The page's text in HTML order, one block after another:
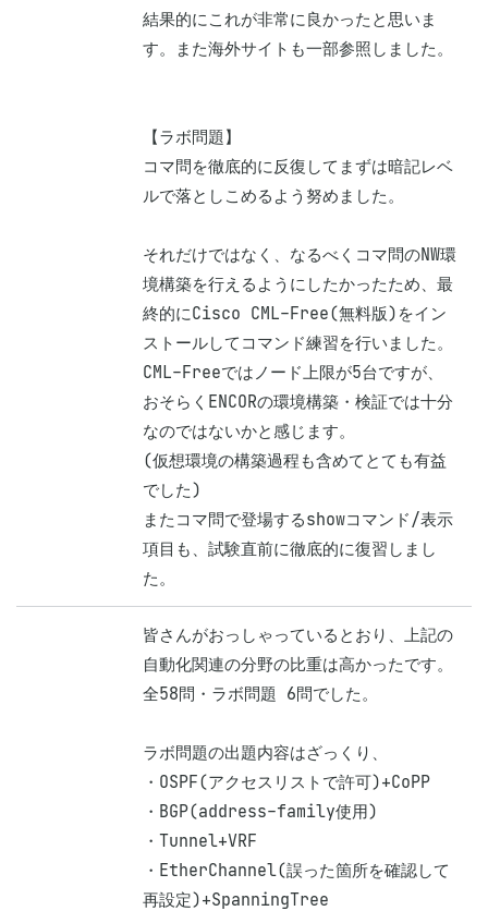
結果的にこれが非常に良かったと思いま
す。また海外サイトも一部参照しました。
【ラボ問題】
コマ問を徹底的に反復してまずは暗記レベ
ルで落としこめるよう努めました。
それだけではなく、なるべくコマ問のNW環
境構築を行えるようにしたかったため、最
終的にCisco CML-Free(無料版)をイン
ストールしてコマンド練習を行いました。
CML-Freeではノード上限が5台ですが、
おそらくENCORの環境構築・検証では十分
なのではないかと感じます。
(仮想環境の構築過程も含めてとても有益
でした)
またコマ問で登場するshowコマンド/表示
項目も、試験直前に徹底的に復習しまし
た。
皆さんがおっしゃっているとおり、上記の
自動化関連の分野の比重は高かったです。
全58問・ラボ問題 6問でした。
ラボ問題の出題内容はざっくり、
・OSPF(アクセスリストで許可)+CoPP
・BGP(address-family使用)
・Tunnel+VRF
・EtherChannel(誤った箇所を確認して
再設定)+SpanningTree